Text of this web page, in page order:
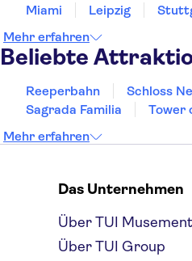
Miami
Leipzig
Mehr erfahren
Beliebte
Reeperbahn Schloss
Sagrada Familia
Tower
Mehr erfahren
Das Unternehmen
Über TUI Musement
Über TUI Group